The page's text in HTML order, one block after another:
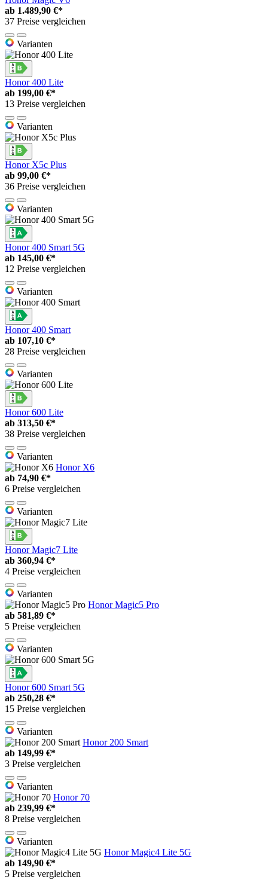
ab 1.489,90 €*
37 Preise vergleichen
Varianten
Honor 400 Lite
ab 199,00 €*
13 Preise vergleichen
Varianten
Honor X5c Plus
ab 99,00 €*
36 Preise vergleichen
Varianten
Honor 400 Smart 5G
ab 145,00 €*
12 Preise vergleichen
Varianten
Honor 400 Smart
ab 107,10 €*
28 Preise vergleichen
Varianten
Honor 600 Lite
ab 313,50 €*
38 Preise vergleichen
Varianten
Honor X6
ab 74,90 €*
6 Preise vergleichen
Varianten
Honor Magic7 Lite
ab 360,94 €*
4 Preise vergleichen
Varianten
Honor Magic5 Pro
ab 581,89 €*
5 Preise vergleichen
Varianten
Honor 600 Smart 5G
ab 250,28 €*
15 Preise vergleichen
Varianten
Honor 200 Smart
ab 149,99 €*
3 Preise vergleichen
Varianten
Honor 70
ab 239,99 €*
8 Preise vergleichen
Varianten
Honor Magic4 Lite 5G
ab 149,90 €*
5 Preise vergleichen